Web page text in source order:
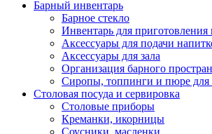
Барный инвентарь
Барное стекло
Инвентарь для приготовления
Аксессуары для подачи
Аксессуары для зала
Организация барного
Сиропы, топпинги и пюре для
Столовая посуда и сервировка
Столовые приборы
Креманки, икорницы
Соусники, масленки